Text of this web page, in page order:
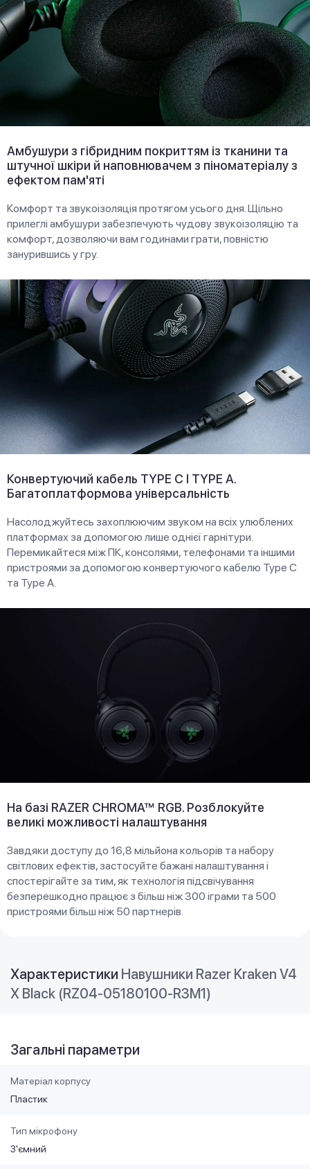
Амбушури з гібридним покриттям із тканини та
штучної шкіри й наповнювачем з піноматеріалу з
ефектом пам'яті
Комфорт та звукоізоляція протягом усього дня. Щільно
прилеглі амбушури забезпечують чудову звукоізоляцію та
комфорт, дозволяючи вам годинами грати, повністю
занурившись у гру.
Конвертуючий кабель TYPE C І TYPE A.
Багатоплатформова універсальність
Насолоджуйтесь захоплюючим звуком на всіх улюблених
платформах за допомогою лише однієї гарнітури.
Перемикайтеся між ПК, консолями, телефонами та іншими
пристроями за допомогою конвертуючого кабелю Type C
та Type A.
На базі RAZER CHROMA™ RGB. Розблокуйте
великі можливості налаштування
Завдяки доступу до 16,8 мільйона кольорів та набору
світлових ефектів, застосуйте бажані налаштування і
спостерігайте за тим, як технологія підсвічування
безперешкодно працює з більш ніж 300 іграми та 500
пристроями більш ніж 50 партнерів.
Характеристики Навушники Razer Kraken V4
X Black (RZ04-05180100-R3M1)
Загальні параметри
Матеріал корпусу
Пластик
Тип мікрофону
З'ємний